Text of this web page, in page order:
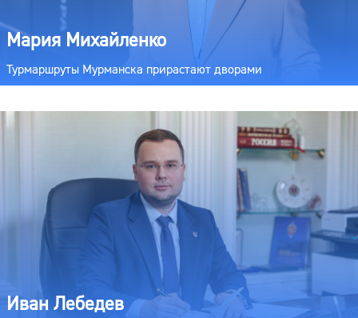
Мария Михайленко
Турмаршруты Мурманска прирастают дворами
Иван Лебедев